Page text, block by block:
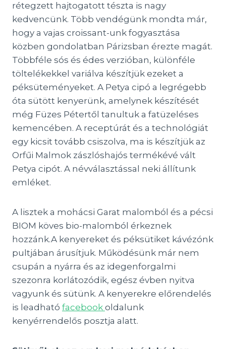
rétegzett hajtogatott tészta is nagy
kedvencünk. Több vendégünk mondta már,
hogy a vajas croissant-unk fogyasztása
közben gondolatban Párizsban érezte magát.
Többféle sós és édes verzióban, különféle
töltelékekkel variálva készítjük ezeket a
péksüteményeket. A Petya cipó a legrégebb
óta sütött kenyerünk, amelynek készítését
még Füzes Pétertől tanultuk a fatüzeléses
kemencében. A receptúrát és a technológiát
egy kicsit tovább csiszolva, ma is készítjük az
Orfűi Malmok zászlóshajós termékévé vált
Petya cipót. A névválasztással neki állítunk
emléket.
A lisztek a mohácsi Garat malomból és a pécsi
BIOM köves bio-malomból érkeznek
hozzánk.A kenyereket és péksütiket kávézónk
pultjában árusítjuk. Működésünk már nem
csupán a nyárra és az idegenforgalmi
szezonra korlátozódik, egész évben nyitva
vagyunk és sütünk. A kenyerekre előrendelés
is leadható facebook oldalunk
kenyérrendelős posztja alatt.